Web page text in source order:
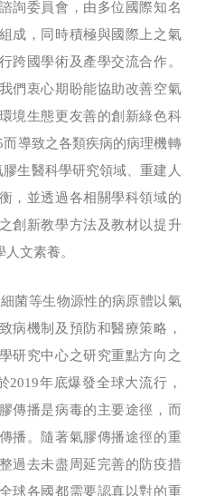
詢委員會，由多位國際知名
成，同時積極與國際上之氣
跨國學術及產學交流合作。
們衷心期盼能協助改善空氣
境生態更友善的創新綠色科
導致之各類疾病的病理機轉
生醫科學研究領域、重建人
，並透過各相關學科領域的
創新教學方法及教材以提升
人文素養。
等生物源性的病原體以氣
病機制及預防和醫療策略，
研究中心之研究重點方向之
2019年底爆發全球大流行，
傳播是病毒的主要途徑，而
播。隨著氣膠傳播途徑的重
過去未盡周延完善的防疫措
球各國都需要認真以對的重